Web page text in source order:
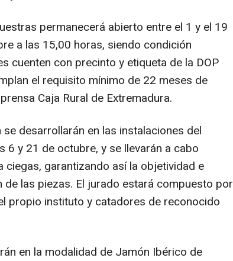
permanecerá abierto entre el 1 y el 19
a las 15,00 horas, siendo condición
cuenten con precinto y etiqueta de la DOP
el requisito mínimo de 22 meses de
Caja Rural de Extremadura.
desarrollarán en las instalaciones del
6 y 21 de octubre, y se llevarán a cabo
ciegas, garantizando así la objetividad e
de las piezas. El jurado estará compuesto por
propio instituto y catadores de reconocido
en la modalidad de Jamón Ibérico de